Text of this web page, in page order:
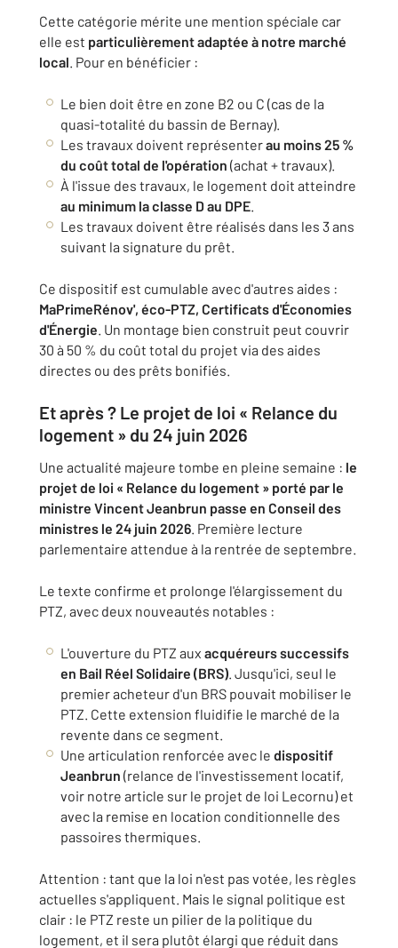
Cette catégorie mérite une mention spéciale car
elle est particulièrement adaptée à notre marché
local. Pour en bénéficier :
Le bien doit être en zone B2 ou C (cas de la
quasi-totalité du bassin de Bernay).
Les travaux doivent représenterau moins 25 %
du coût total de l'opération (achat + travaux).
À l'issue des travaux, le logement doit atteindre
au minimum la classe D au DPE.
Les travaux doivent être réalisés dans les 3 ans
suivant la signature du prêt.
Ce dispositif est cumulable avec d'autres aides :
MaPrimeRénov', éco-PTZ, Certificats d'Économies
d'Énergie. Un montage bien construit peut couvrir
30 à 50 % du coût total du projet via des aides
directes ou des prêts bonifiés.
Et après ? Le projet de loi « Relance du
logement » du 24 juin 2026
Une actualité majeure tombe en pleine semaine : le
projet de loi « Relance du logement » porté par le
ministre Vincent Jeanbrun passe en Conseil des
ministres le 24 juin 2026. Première lecture
parlementaire attendue à la rentrée de septembre.
Le texte confirme et prolonge l'élargissement du
PTZ, avec deux nouveautés notables :
L'ouverture du PTZ aux acquéreurs successifs
en Bail Réel Solidaire (BRS). Jusqu'ici, seul le
premier acheteur d'un BRS pouvait mobiliser le
PTZ. Cette extension fluidifie le marché de la
revente dans ce segment.
Une articulation renforcée avec le dispositif
Jeanbrun (relance de l'investissement locatif,
voir notre article sur le projet de loi Lecornu) et
avec la remise en location conditionnelle des
passoires thermiques.
Attention : tant que la loi n'est pas votée, les règles
actuelles s'appliquent. Mais le signal politique est
clair : le PTZ reste un pilier de la politique du
logement, et il sera plutôt élargi que réduit dans